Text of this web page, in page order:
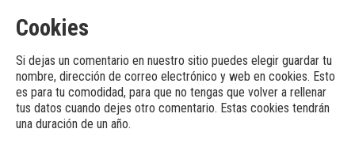
Cookies
Si dejas un comentario en nuestro sitio puedes elegir guardar tu
nombre, dirección de correo electrónico y web en cookies. Esto
es para tu comodidad, para que no tengas que volver a rellenar
tus datos cuando dejes otro comentario. Estas cookies tendrán
una duración de un año.